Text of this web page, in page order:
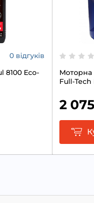
0 відгуків
8100 Eco-
Моторна
Full-Tech
2 075